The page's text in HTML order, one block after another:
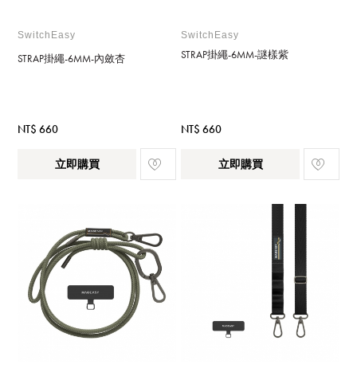
SwitchEasy
STRAP掛繩-6MM-內斂杏
NT$ 660
立即購買
SwitchEasy
STRAP掛繩-6MM-謎樣紫
NT$ 660
立即購買